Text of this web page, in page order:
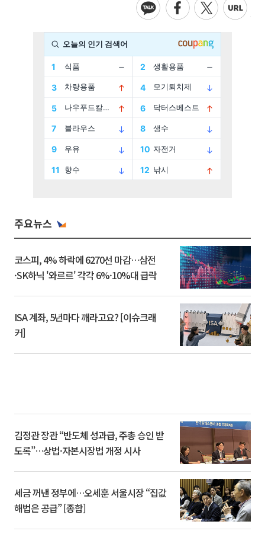
주요뉴스
코스피, 4% 하락에 6270선 마감…삼전
·SK하닉 '와르르' 각각 6%·10%대 급락
ISA 계좌, 5년마다 깨라고요? [이슈크래
커]
김정관 장관 “반도체 성과급, 주총 승인 받
도록”…상법·자본시장법 개정 시사
세금 꺼낸 정부에…오세훈 서울시장 “집값
해법은 공급” [종합]